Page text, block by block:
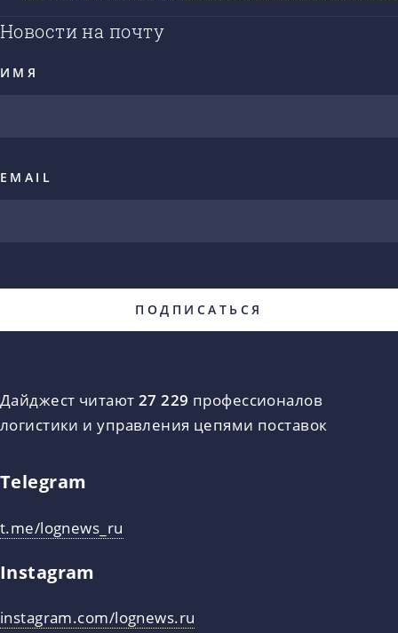
Новости на почту
ИМЯ
EMAIL
Дайджест читают 27 229 профессионалов
логистики и управления цепями поставок
Telegram
t.me/lognews_ru
Instagram
instagram.com/lognews.ru